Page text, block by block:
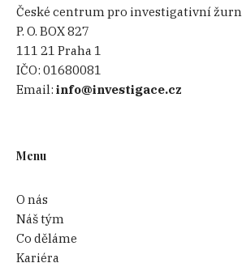
České centrum pro investigativní
P. O. BOX 827
111 21 Praha 1
IČO:01680081
Email:info@investigace.cz
Menu
O nás
Náš tým
Co děláme
Kariéra